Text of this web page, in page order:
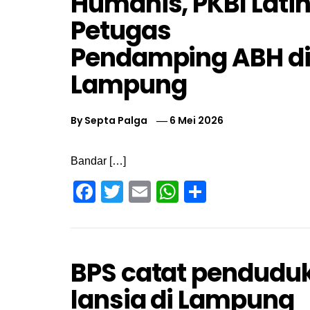
Petugas
Pendamping ABH di
Lampung
BySepta Palga 6 Mei 2026
Bandar […]
Facebook
TwitterEmailWhatsApp
BPS catat
lansia di Lampung